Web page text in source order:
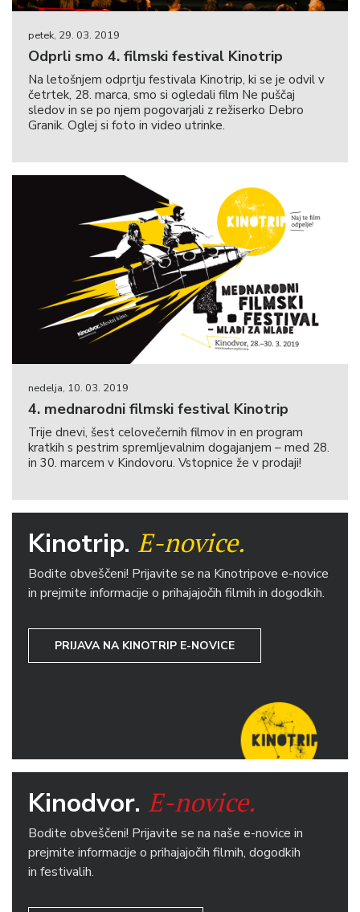
petek, 29. 03. 2019
Odprli smo 4. filmski festival Kinotrip
Na letošnjem odprtju festivala Kinotrip, ki se je odvil v
četrtek, 28. marca, smo si ogledali film Ne puščaj
sledov in se po njem pogovarjali z režiserko Debro
Granik. Oglej si foto in video utrinke.
nedelja, 10. 03. 2019
4. mednarodni filmski festival Kinotrip
Trije dnevi, šest celovečernih filmov in en program
kratkih s pestrim spremljevalnim dogajanjem – med 28.
in 30. marcem v Kindovoru. Vstopnice že v prodaji!
Kinotrip. E-novice.
Bodite obveščeni! Prijavite se na Kinotripove e-novice
in prejmite informacije o prihajajočih filmih in dogodkih.
PRIJAVA NA KINOTRIP E-NOVICE
Kinodvor. E-novice.
Bodite obveščeni! Prijavite se na naše e-novice in
prejmite informacije o prihajajočih filmih, dogodkih
in festivalih.